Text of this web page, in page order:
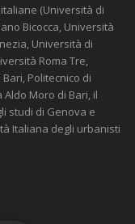
(Università di
Bicocca, Università
Università di
Roma Tre,
Politecnico di
Moro di Bari, il
studi di Genova e
Italiana degli urbanisti